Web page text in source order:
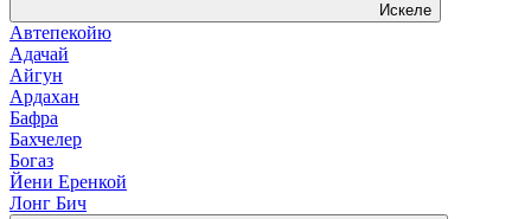
Искеле
Автепекойю
Адачай
Айгун
Ардахан
Бафра
Бахчелер
Богаз
Йени Еренкой
Лонг Бич